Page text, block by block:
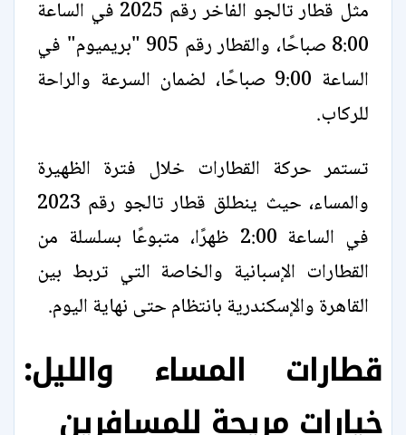
مثل قطار تالجو الفاخر رقم 2025 في الساعة
8:00 صباحًا، والقطار رقم 905 "بريميوم" في
الساعة 9:00 صباحًا، لضمان السرعة والراحة
للركاب.
تستمر حركة القطارات خلال فترة الظهيرة
والمساء، حيث ينطلق قطار تالجو رقم 2023
في الساعة 2:00 ظهرًا، متبوعًا بسلسلة من
القطارات الإسبانية والخاصة التي تربط بين
القاهرة والإسكندرية بانتظام حتى نهاية اليوم.
قطارات المساء والليل:
خيارات مريحة للمسافرين